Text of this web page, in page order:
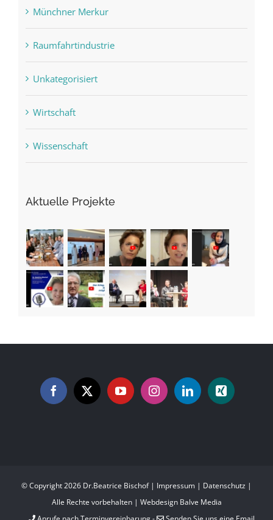
Münchner Merkur
Raumfahrtindustrie
Unkategorisiert
Wirtschaft
Wissenschaft
Aktuelle Projekte
© Copyright2026 Dr.Beatrice Bischof | Impressum | Datenschutz |
Alle Rechte vorbehalten | Webdesign Balve Media